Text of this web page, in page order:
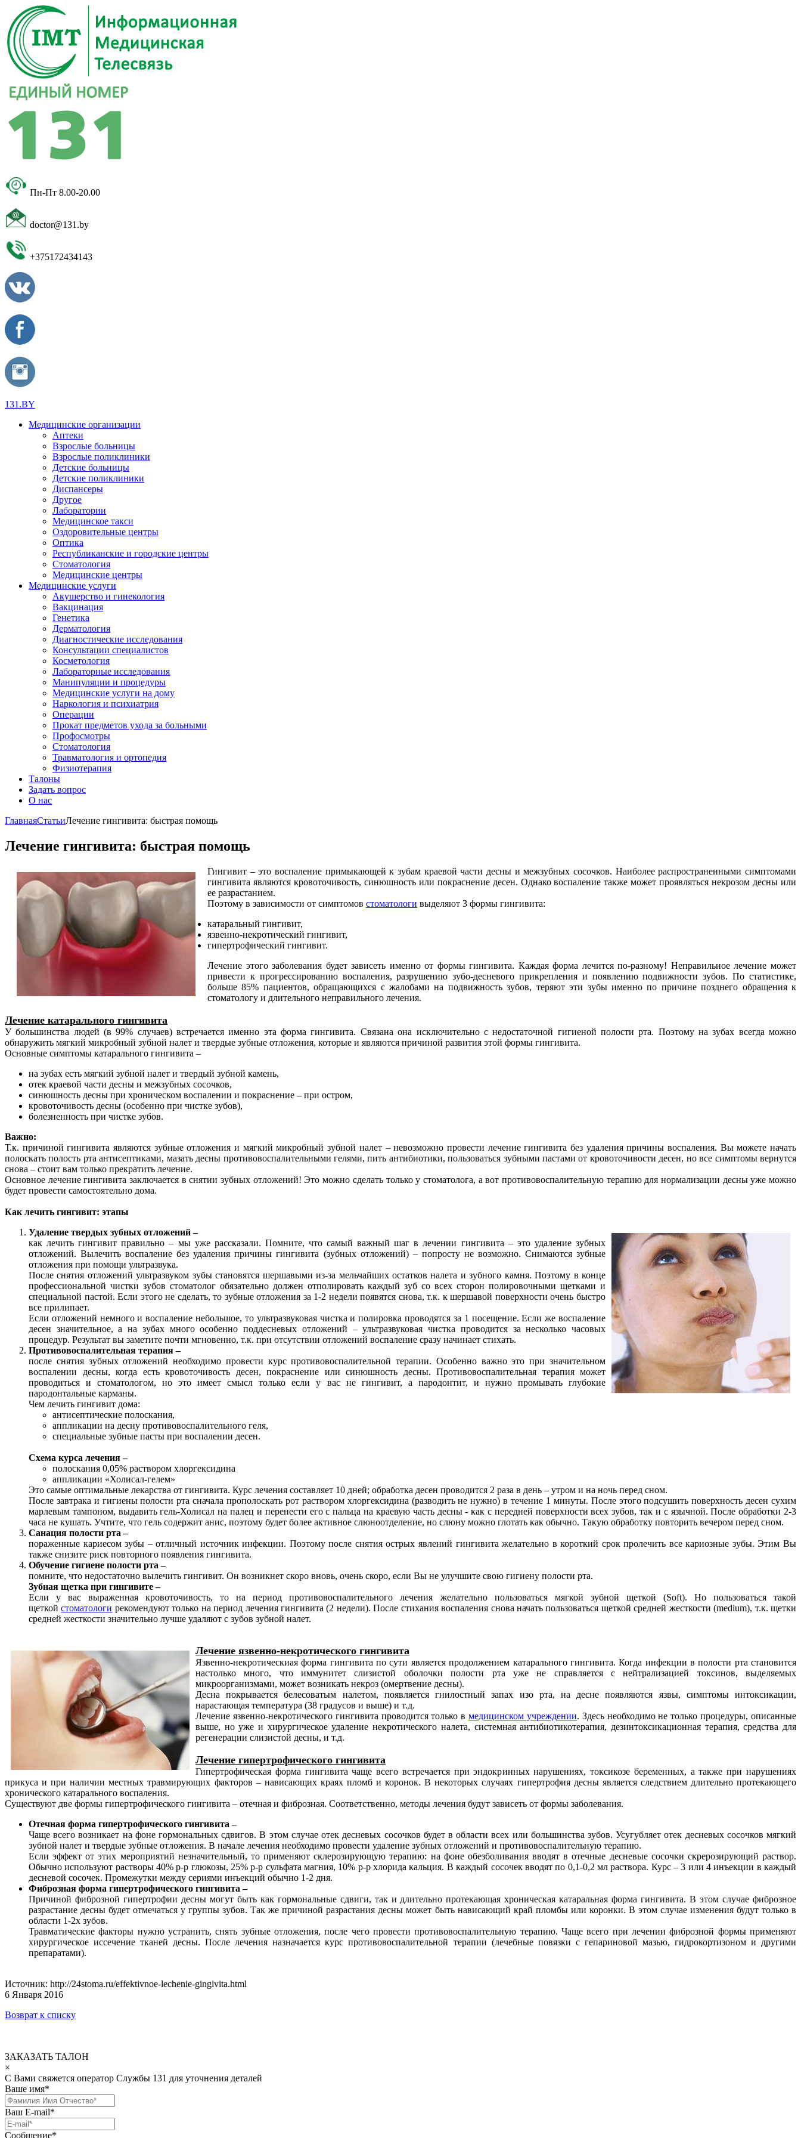
Пн-Пт 8.00-20.00
doctor@131.by
+375172434143
131.BY
Медицинские организации
Аптеки
Взрослые больницы
Взрослые поликлиники
Детские больницы
Детские поликлиники
Диспансеры
Другое
Лаборатории
Медицинское такси
Оздоровительные центры
Оптика
Республиканские и городские центры
Стоматология
Медицинские центры
Медицинские услуги
Акушерство и гинекология
Вакцинация
Генетика
Дерматология
Диагностические исследования
Консультации специалистов
Косметология
Лабораторные исследования
Манипуляции и процедуры
Медицинские услуги на дому
Наркология и психиатрия
Операции
Прокат предметов ухода за больными
Профосмотры
Стоматология
Травматология и ортопедия
Физиотерапия
Талоны
Задать вопрос
О нас
ГлавнаяСтатьиЛечение гингивита: быстрая помощь
Лечение гингивита: быстрая помощь
Гингивит – это воспаление примыкающей к зубам краевой части десны и межзубных сосочков. Наиболее распространенными симптомами
гингивита являются кровоточивость, синюшность или покраснение десен. Однако воспаление также может проявляться некрозом десны или
ее разрастанием.
Поэтому в зависимости от симптомов стоматологи выделяют 3 формы гингивита:
катаральный гингивит,
язвенно-некротический гингивит,
гипертрофический гингивит.
Лечение этого заболевания будет зависеть именно от формы гингивита. Каждая форма лечится по-разному! Неправильное лечение может
привести к прогрессированию воспаления, разрушению зубо-десневого прикрепления и появлению подвижности зубов. По статистике,
больше 85% пациентов, обращающихся с жалобами на подвижность зубов, теряют эти зубы именно по причине позднего обращения к
стоматологу и длительного неправильного лечения.
Лечение катарального гингивита
У большинства людей (в 99% случаев) встречается именно эта форма гингивита. Связана она исключительно с недостаточной гигиеной полости рта. Поэтому на зубах всегда можно
обнаружить мягкий микробный зубной налет и твердые зубные отложения, которые и являются причиной развития этой формы гингивита.
Основные симптомы катарального гингивита –
на зубах есть мягкий зубной налет и твердый зубной камень,
отек краевой части десны и межзубных сосочков,
синюшность десны при хроническом воспалении и покраснение – при остром,
кровоточивость десны (особенно при чистке зубов),
болезненность при чистке зубов.
Важно:
Т.к. причиной гингивита являются зубные отложения и мягкий микробный зубной налет – невозможно провести лечение гингивита без удаления причины воспаления. Вы можете начать
полоскать полость рта антисептиками, мазать десны противовоспалительными гелями, пить антибиотики, пользоваться зубными пастами от кровоточивости десен, но все симптомы вернутся
снова – стоит вам только прекратить лечение.
Основное лечение гингивита заключается в снятии зубных отложений! Это можно сделать только у стоматолога, а вот противовоспалительную терапию для нормализации десны уже можно
будет провести самостоятельно дома.
Как лечить гингивит: этапы
Удаление твердых зубных отложений –
как лечить гингивит правильно – мы уже рассказали. Помните, что самый важный шаг в лечении гингивита – это удаление зубных
отложений. Вылечить воспаление без удаления причины гингивита (зубных отложений) – попросту не возможно. Снимаются зубные
отложения при помощи ультразвука.
После снятия отложений ультразвуком зубы становятся шершавыми из-за мельчайших остатков налета и зубного камня. Поэтому в конце
профессиональной чистки зубов стоматолог обязательно должен отполировать каждый зуб со всех сторон полировочными щетками и
специальной пастой. Если этого не сделать, то зубные отложения за 1-2 недели появятся снова, т.к. к шершавой поверхности очень быстро
все прилипает.
Если отложений немного и воспаление небольшое, то ультразвуковая чистка и полировка проводятся за 1 посещение. Если же воспаление
десен значительное, а на зубах много особенно поддесневых отложений – ультразвуковая чистка проводится за несколько часовых
процедур. Результат вы заметите почти мгновенно, т.к. при отсутствии отложений воспаление сразу начинает стихать.
Противовоспалительная терапия –
после снятия зубных отложений необходимо провести курс противовоспалительной терапии. Особенно важно это при значительном
воспалении десны, когда есть кровоточивость десен, покраснение или синюшность десны. Противовоспалительная терапия может
проводиться и стоматологом, но это имеет смысл только если у вас не гингивит, а пародонтит, и нужно промывать глубокие
пародонтальные карманы.
Чем лечить гингивит дома:
антисептические полоскания,
аппликации на десну противовоспалительного геля,
специальные зубные пасты при воспалении десен.
Схема курса лечения –
полоскания 0,05% раствором хлоргексидина
аппликации «Холисал-гелем»
Это самые оптимальные лекарства от гингивита. Курс лечения составляет 10 дней; обработка десен проводится 2 раза в день – утром и на ночь перед сном.
После завтрака и гигиены полости рта сначала прополоскать рот раствором хлоргексидина (разводить не нужно) в течение 1 минуты. После этого подсушить поверхность десен сухим
марлевым тампоном, выдавить гель-Холисал на палец и перенести его с пальца на краевую часть десны - как с передней поверхности всех зубов, так и с язычной. После обработки 2-3
часа не кушать. Учтите, что гель содержит анис, поэтому будет более активное слюноотделение, но слюну можно глотать как обычно. Такую обработку повторить вечером перед сном.
Санация полости рта –
пораженные кариесом зубы – отличный источник инфекции. Поэтому после снятия острых явлений гингивита желательно в короткий срок пролечить все кариозные зубы. Этим Вы
также снизите риск повторного появления гингивита.
Обучение гигиене полости рта –
помните, что недостаточно вылечить гингивит. Он возникнет скоро вновь, очень скоро, если Вы не улучшите свою гигиену полости рта.
Зубная щетка при гингивите –
Если у вас выраженная кровоточивость, то на период противовоспалительного лечения желательно пользоваться мягкой зубной щеткой (Soft). Но пользоваться такой
щеткойстоматологи рекомендуют только на период лечения гингивита (2 недели). После стихания воспаления снова начать пользоваться щеткой средней жесткости (medium), т.к. щетки
средней жесткости значительно лучше удаляют с зубов зубной налет.
Лечение язвенно-некротического гингивита
Язвенно-некротическиая форма гингивита по сути является продолжением катарального гингивита. Когда инфекции в полости рта становится
настолько много, что иммунитет слизистой оболочки полости рта уже не справляется с нейтрализацией токсинов, выделяемых
микроорганизмами, может возникать некроз (омертвение десны).
Десна покрывается белесоватым налетом, появляется гнилостный запах изо рта, на десне появляются язвы, симптомы интоксикации,
нарастающая температура (38 градусов и выше) и т.д.
Лечение язвенно-некротического гингивита проводится только вмедицинском учреждении. Здесь необходимо не только процедуры, описанные
выше, но уже и хирургическое удаление некротического налета, системная антибиотикотерапия, дезинтоксикационная терапия, средства для
регенерации слизистой десны, и т.д.
Лечение гипертрофического гингивита
Гипертрофическая форма гингивита чаще всего встречается при эндокринных нарушениях, токсикозе беременных, а также при нарушениях
прикуса и при наличии местных травмирующих факторов – нависающих краях пломб и коронок. В некоторых случаях гипертрофия десны является следствием длительно протекающего
хронического катарального воспаления.
Существуют две формы гипертрофического гингивита – отечная и фиброзная. Соответственно, методы лечения будут зависеть от формы заболевания.
Отечная форма гипертрофического гингивита –
Чаще всего возникает на фоне гормональных сдвигов. В этом случае отек десневых сосочков будет в области всех или большинства зубов. Усугубляет отек десневых сосочков мягкий
зубной налет и твердые зубные отложения. В начале лечения необходимо провести удаление зубных отложений и противовоспалительную терапию.
Если эффект от этих мероприятий незначительный, то применяют склерозирующую терапию: на фоне обезболивания вводят в отечные десневые сосочки скрерозирующий раствор.
Обычно используют растворы 40% р-р глюкозы, 25% р-р сульфата магния, 10% р-р хлорида кальция. В каждый сосочек вводят по 0,1-0,2 мл раствора. Курс – 3 или 4 инъекции в каждый
десневой сосочек. Промежутки между сериями инъекций обычно 1-2 дня.
Фиброзная форма гипертрофического гингивита –
Причиной фиброзной гипертрофии десны могут быть как гормональные сдвиги, так и длительно протекающая хроническая катаральная форма гингивита. В этом случае фиброзное
разрастание десны будет отмечаться у группы зубов. Так же причиной разрастания десны может быть нависающий край пломбы или коронки. В этом случае изменения будут только в
области 1-2х зубов.
Травматические факторы нужно устранить, снять зубные отложения, после чего провести противовоспалительную терапию. Чаще всего при лечении фиброзной формы применяют
хирургическое иссечение тканей десны. После лечения назначается курс противовоспалительной терапии (лечебные повязки с гепариновой мазью, гидрокортизоном и другими
препаратами).
Источник: http://24stoma.ru/effektivnoe-lechenie-gingivita.html
6 Января 2016
Возврат к списку
ЗАКАЗАТЬ ТАЛОН
×
С Вами свяжется оператор Службы 131 для уточнения деталей
Ваше имя*
Ваш E-mail*
Сообщение*